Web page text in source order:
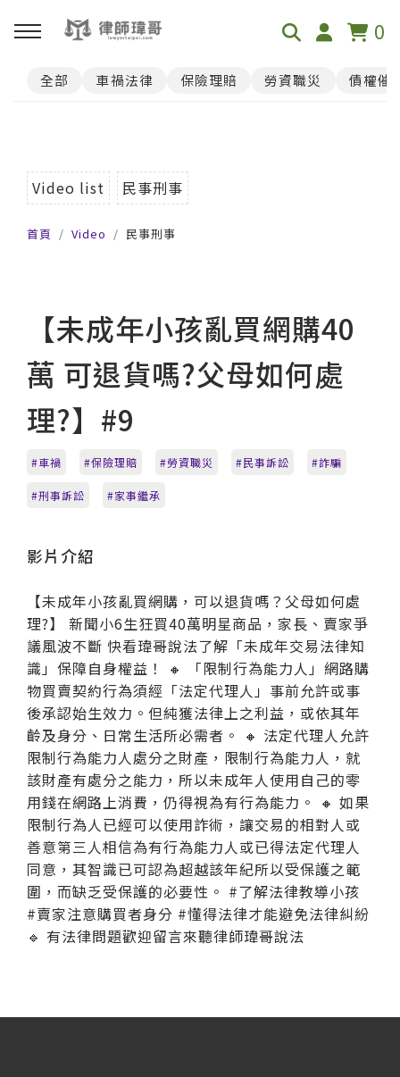
0
回主選單
Youtube
Podcast
全部 車禍法律 保險理賠 勞資職災 債權催
Video list 民事刑事
首頁 Video 民事刑事
【未成年小孩亂買網購40
萬 可退貨嗎?父母如何處
理?】#9
車禍 保險理賠 勞資職災 民事訴訟 詐騙
刑事訴訟 家事繼承
影片介紹
【未成年小孩亂買網購，可以退貨嗎？父母如何處
理?】 新聞小6生狂買40萬明星商品，家長、賣家爭
議風波不斷 快看瑋哥說法了解「未成年交易法律知
識」保障自身權益！ 🔸 「限制行為能力人」網路購
物買賣契約行為須經「法定代理人」事前允許或事
後承認始生效力。但純獲法律上之利益，或依其年
齡及身分、日常生活所必需者。 🔸 法定代理人允許
限制行為能力人處分之財產，限制行為能力人，就
該財產有處分之能力，所以未成年人使用自己的零
用錢在網路上消費，仍得視為有行為能力。 🔸 如果
限制行為人已經可以使用詐術，讓交易的相對人或
善意第三人相信為有行為能力人或已得法定代理人
同意，其智識已可認為超越該年紀所以受保護之範
圍，而缺乏受保護的必要性。 #了解法律教導小孩
#賣家注意購買者身分 #懂得法律才能避免法律糾紛
🔹 有法律問題歡迎留言來聽律師瑋哥說法